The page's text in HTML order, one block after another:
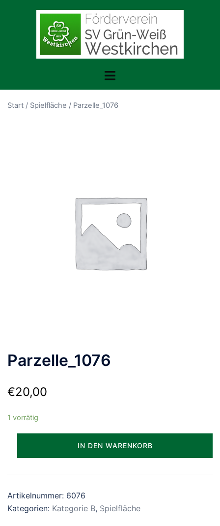
Menü
Start / Spielfläche / Parzelle_1076
Parzelle_1076
€20,00
1 vorrätig
IN DEN WARENKORB
Artikelnummer: 6076
Kategorien: Kategorie B, Spielfläche